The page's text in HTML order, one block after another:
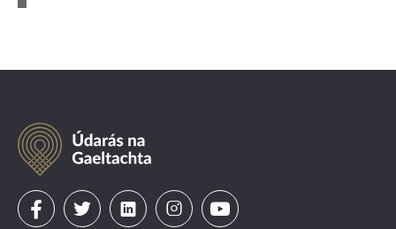
Údarás
na
Gaeltachta
VisitVisitVisitVisitVisit